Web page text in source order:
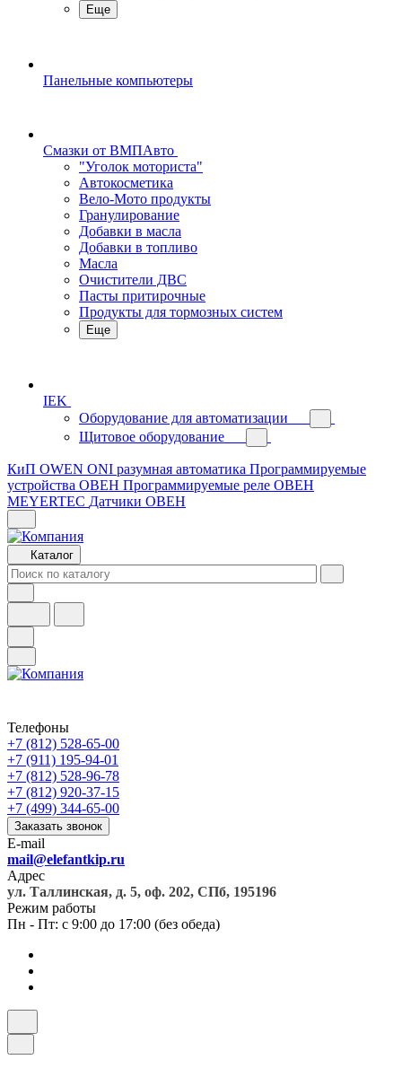
Еще
Панельные компьютеры
Смазки от ВМПАвто
"Уголок моториста"
Автокосметика
Вело-Мото продукты
Гранулирование
Добавки в масла
Добавки в топливо
Масла
Очистители ДВС
Пасты притирочные
Продукты для тормозных систем
Еще
IEK
Оборудование для автоматизации
Щитовое оборудование
КиП OWEN ONI разумная автоматика Программируемые
устройства ОВЕН Программируемые реле ОВЕН
MEYERTEC Датчики ОВЕН
Каталог
Телефоны
+7 (812) 528-65-00
+7 (911) 195-94-01
+7 (812) 528-96-78
+7 (812) 920-37-15
+7 (499) 344-65-00
Заказать звонок
E-mail
mail@elefantkip.ru
Адрес
ул. Таллинская, д. 5, оф. 202, СПб, 195196
Режим работы
Пн - Пт: с 9:00 до 17:00 (без обеда)